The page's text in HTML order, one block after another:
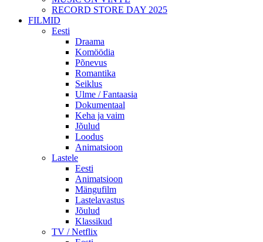
RECORD STORE DAY 2025
FILMID
Eesti
Draama
Komöödia
Põnevus
Romantika
Seiklus
Ulme / Fantaasia
Dokumentaal
Keha ja vaim
Jõulud
Loodus
Animatsioon
Lastele
Eesti
Animatsioon
Mängufilm
Lastelavastus
Jõulud
Klassikud
TV / Netflix